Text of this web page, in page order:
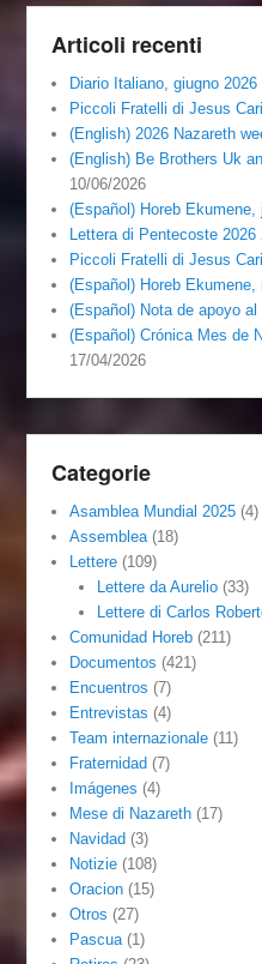
Articoli recenti
Diario Italiano, giugno 2026
Piccoli Fratelli di Jesus
(English) 2026 Nazareth
(English) Be Brothers Uk
10/06/2026
(Español) Horeb Ekumene,
Lettera di Pentecoste 2026
Piccoli Fratelli di Jesus
(Español) Horeb Ekumene,
(Español) Nota de apoyo al
(Español) Crónica Mes de
17/04/2026
Categorie
Asamblea Mundial 2025 (4)
Assemblea(18)
Lettere (109)
Lettere da Aurelio(33)
Lettere di Carlos
Comunidad Horeb (211)
Documentos (421)
Encuentros (7)
Entrevistas (4)
Team internazionale (11)
Fraternidad (7)
Imágenes (4)
Mese di Nazareth (17)
Navidad (3)
Notizie (108)
Oracion (15)
Otros (27)
Pascua(1)